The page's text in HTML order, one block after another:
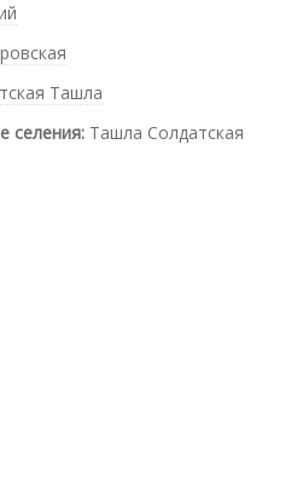
Ташла
селения: Ташла Солдатская